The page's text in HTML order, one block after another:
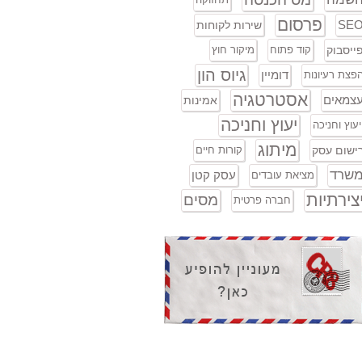
SEO פרסום
שירות לקוחות
פייסבוק
קוד פתוח מיקור חוץ
רעיונות דומיין גיוס הון
עצמאים אסטרטגיה אמינות
וחניכה יעוץ וחניכה
עסק מיתוג קורות חיים
משרד מציאת עובדים עסק קטן
יצירתיות חברה פרטית מסים